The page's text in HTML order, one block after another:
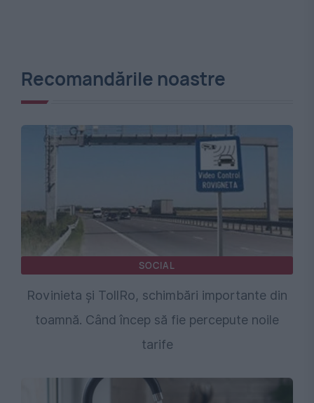
Recomandările noastre
SOCIAL
Rovinieta și TollRo, schimbări importante din
toamnă. Când încep să fie percepute noile
tarife